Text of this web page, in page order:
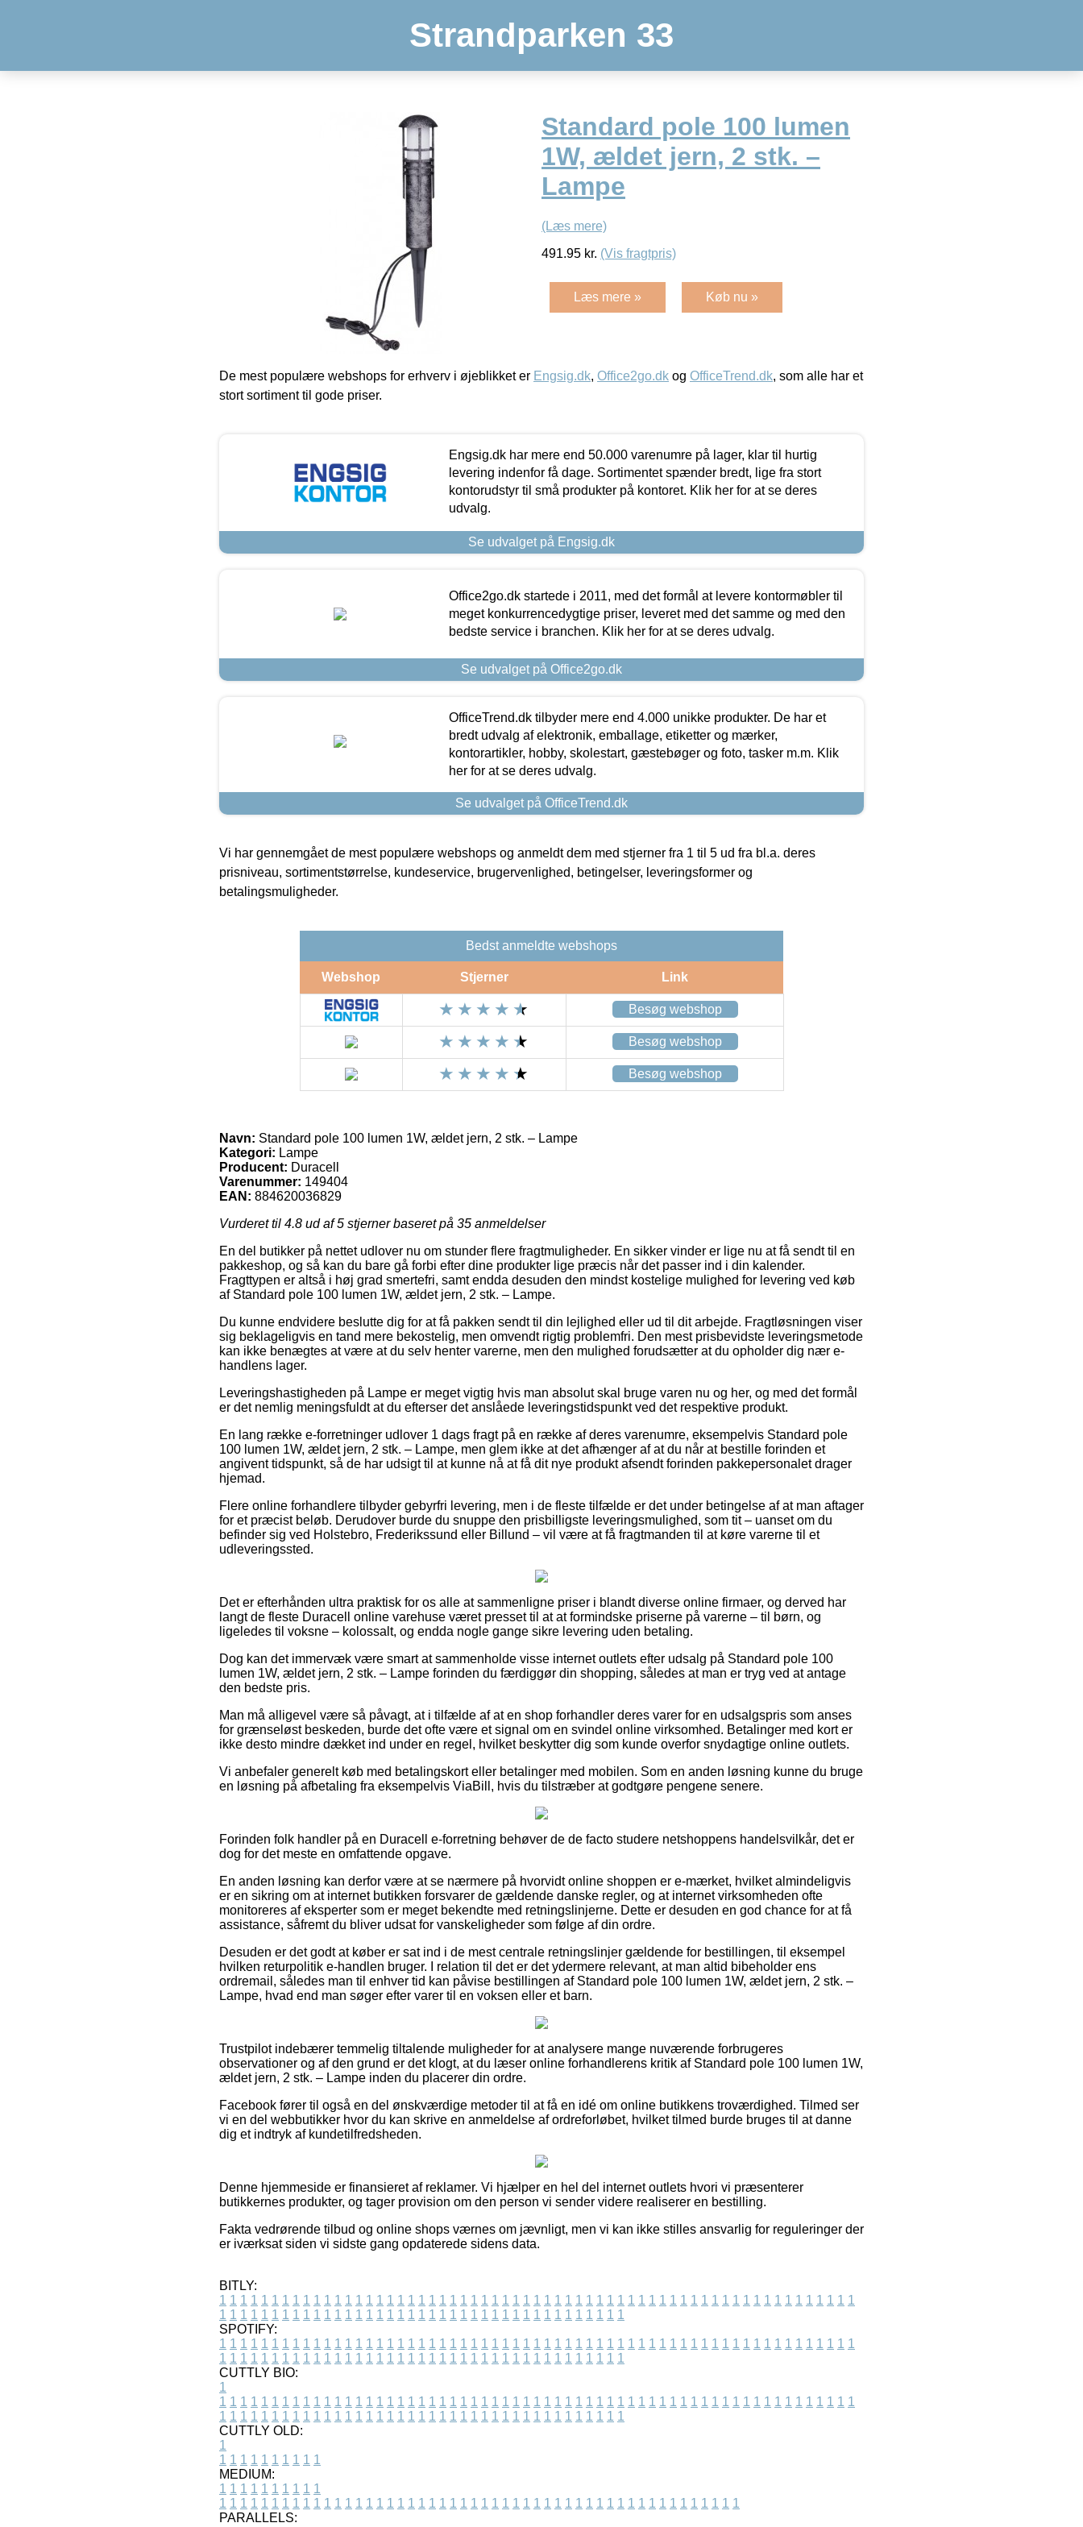
Strandparken 33
Standard pole 100 lumen
1W, ældet jern, 2 stk. –
Lampe
(Læs mere)
491.95 kr. (Vis fragtpris)
Læs mere » Køb nu »
De mest populære webshops for erhverv i øjeblikket er Engsig.dk, Office2go.dk og OfficeTrend.dk, som alle har et
stort sortiment til gode priser.
Engsig.dk har mere end 50.000 varenumre på lager, klar til hurtig
levering indenfor få dage. Sortimentet spænder bredt, lige fra stort
kontorudstyr til små produkter på kontoret. Klik her for at se deres
udvalg.
Se udvalget på Engsig.dk
Office2go.dk startede i 2011, med det formål at levere kontormøbler til
meget konkurrencedygtige priser, leveret med det samme og med den
bedste service i branchen. Klik her for at se deres udvalg.
Se udvalget på Office2go.dk
OfficeTrend.dk tilbyder mere end 4.000 unikke produkter. De har et
bredt udvalg af elektronik, emballage, etiketter og mærker,
kontorartikler, hobby, skolestart, gæstebøger og foto, tasker m.m. Klik
her for at se deres udvalg.
Se udvalget på OfficeTrend.dk
Vi har gennemgået de mest populære webshops og anmeldt dem med stjerner fra 1 til 5 ud fra bl.a. deres
prisniveau, sortimentstørrelse, kundeservice, brugervenlighed, betingelser, leveringsformer og
betalingsmuligheder.
Bedst anmeldte webshops
Webshop Stjerner Link
Besøg webshop
Besøg webshop
Besøg webshop
Navn: Standard pole 100 lumen 1W, ældet jern, 2 stk. – Lampe
Kategori: Lampe
Producent: Duracell
Varenummer: 149404
EAN: 884620036829
Vurderet til 4.8 ud af 5 stjerner baseret på 35 anmeldelser
En del butikker på nettet udlover nu om stunder flere fragtmuligheder. En sikker vinder er lige nu at få sendt til en
pakkeshop, og så kan du bare gå forbi efter dine produkter lige præcis når det passer ind i din kalender.
Fragttypen er altså i høj grad smertefri, samt endda desuden den mindst kostelige mulighed for levering ved køb
af Standard pole 100 lumen 1W, ældet jern, 2 stk. – Lampe.
Du kunne endvidere beslutte dig for at få pakken sendt til din lejlighed eller ud til dit arbejde. Fragtløsningen viser
sig beklageligvis en tand mere bekostelig, men omvendt rigtig problemfri. Den mest prisbevidste leveringsmetode
kan ikke benægtes at være at du selv henter varerne, men den mulighed forudsætter at du opholder dig nær e-
handlens lager.
Leveringshastigheden på Lampe er meget vigtig hvis man absolut skal bruge varen nu og her, og med det formål
er det nemlig meningsfuldt at du efterser det anslåede leveringstidspunkt ved det respektive produkt.
En lang række e-forretninger udlover 1 dags fragt på en række af deres varenumre, eksempelvis Standard pole
100 lumen 1W, ældet jern, 2 stk. – Lampe, men glem ikke at det afhænger af at du når at bestille forinden et
angivent tidspunkt, så de har udsigt til at kunne nå at få dit nye produkt afsendt forinden pakkepersonalet drager
hjemad.
Flere online forhandlere tilbyder gebyrfri levering, men i de fleste tilfælde er det under betingelse af at man aftager
for et præcist beløb. Derudover burde du snuppe den prisbilligste leveringsmulighed, som tit – uanset om du
befinder sig ved Holstebro, Frederikssund eller Billund – vil være at få fragtmanden til at køre varerne til et
udleveringssted.
Det er efterhånden ultra praktisk for os alle at sammenligne priser i blandt diverse online firmaer, og derved har
langt de fleste Duracell online varehuse været presset til at at formindske priserne på varerne – til børn, og
ligeledes til voksne – kolossalt, og endda nogle gange sikre levering uden betaling.
Dog kan det immervæk være smart at sammenholde visse internet outlets efter udsalg på Standard pole 100
lumen 1W, ældet jern, 2 stk. – Lampe forinden du færdiggør din shopping, således at man er tryg ved at antage
den bedste pris.
Man må alligevel være så påvagt, at i tilfælde af at en shop forhandler deres varer for en udsalgspris som anses
for grænseløst beskeden, burde det ofte være et signal om en svindel online virksomhed. Betalinger med kort er
ikke desto mindre dækket ind under en regel, hvilket beskytter dig som kunde overfor snydagtige online outlets.
Vi anbefaler generelt køb med betalingskort eller betalinger med mobilen. Som en anden løsning kunne du bruge
en løsning på afbetaling fra eksempelvis ViaBill, hvis du tilstræber at godtgøre pengene senere.
Forinden folk handler på en Duracell e-forretning behøver de de facto studere netshoppens handelsvilkår, det er
dog for det meste en omfattende opgave.
En anden løsning kan derfor være at se nærmere på hvorvidt online shoppen er e-mærket, hvilket almindeligvis
er en sikring om at internet butikken forsvarer de gældende danske regler, og at internet virksomheden ofte
monitoreres af eksperter som er meget bekendte med retningslinjerne. Dette er desuden en god chance for at få
assistance, såfremt du bliver udsat for vanskeligheder som følge af din ordre.
Desuden er det godt at køber er sat ind i de mest centrale retningslinjer gældende for bestillingen, til eksempel
hvilken returpolitik e-handlen bruger. I relation til det er det ydermere relevant, at man altid bibeholder ens
ordremail, således man til enhver tid kan påvise bestillingen af Standard pole 100 lumen 1W, ældet jern, 2 stk. –
Lampe, hvad end man søger efter varer til en voksen eller et barn.
Trustpilot indebærer temmelig tiltalende muligheder for at analysere mange nuværende forbrugeres
observationer og af den grund er det klogt, at du læser online forhandlerens kritik af Standard pole 100 lumen 1W,
ældet jern, 2 stk. – Lampe inden du placerer din ordre.
Facebook fører til også en del ønskværdige metoder til at få en idé om online butikkens troværdighed. Tilmed ser
vi en del webbutikker hvor du kan skrive en anmeldelse af ordreforløbet, hvilket tilmed burde bruges til at danne
dig et indtryk af kundetilfredsheden.
Denne hjemmeside er finansieret af reklamer. Vi hjælper en hel del internet outlets hvori vi præsenterer
butikkernes produkter, og tager provision om den person vi sender videre realiserer en bestilling.
Fakta vedrørende tilbud og online shops værnes om jævnligt, men vi kan ikke stilles ansvarlig for reguleringer der
er iværksat siden vi sidste gang opdaterede sidens data.
BITLY:
1 1 1 1 1 1 1 1 1 1 1 1 1 1 1 1 1 1 1 1 1 1 1 1 1 1 1 1 1 1 1 1 1 1 1 1 1 1 1 1 1 1 1 1 1 1 1 1 1 1 1 1 1 1 1 1 1 1 1 1 1
1 1 1 1 1 1 1 1 1 1 1 1 1 1 1 1 1 1 1 1 1 1 1 1 1 1 1 1 1 1 1 1 1 1 1 1 1 1 1
SPOTIFY:
1 1 1 1 1 1 1 1 1 1 1 1 1 1 1 1 1 1 1 1 1 1 1 1 1 1 1 1 1 1 1 1 1 1 1 1 1 1 1 1 1 1 1 1 1 1 1 1 1 1 1 1 1 1 1 1 1 1 1 1 1
1 1 1 1 1 1 1 1 1 1 1 1 1 1 1 1 1 1 1 1 1 1 1 1 1 1 1 1 1 1 1 1 1 1 1 1 1 1 1
CUTTLY BIO:
1
1 1 1 1 1 1 1 1 1 1 1 1 1 1 1 1 1 1 1 1 1 1 1 1 1 1 1 1 1 1 1 1 1 1 1 1 1 1 1 1 1 1 1 1 1 1 1 1 1 1 1 1 1 1 1 1 1 1 1 1 1
1 1 1 1 1 1 1 1 1 1 1 1 1 1 1 1 1 1 1 1 1 1 1 1 1 1 1 1 1 1 1 1 1 1 1 1 1 1 1
CUTTLY OLD:
1
1 1 1 1 1 1 1 1 1 1
MEDIUM:
1 1 1 1 1 1 1 1 1 1
1 1 1 1 1 1 1 1 1 1 1 1 1 1 1 1 1 1 1 1 1 1 1 1 1 1 1 1 1 1 1 1 1 1 1 1 1 1 1 1 1 1 1 1 1 1 1 1 1 1
PARALLELS: